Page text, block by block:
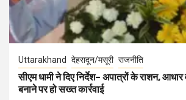
Uttarakhand देहरादून/मसूरी राजनीति
सीएम धामी ने दिए निर्देश– अपात्रों के राशन,
बनाने पर हो सख्त कार्रवाई